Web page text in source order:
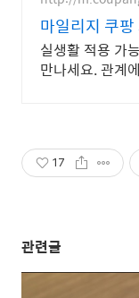
마일리지 쿠
실생활 적용 가
만나세요. 관계
17
관련글